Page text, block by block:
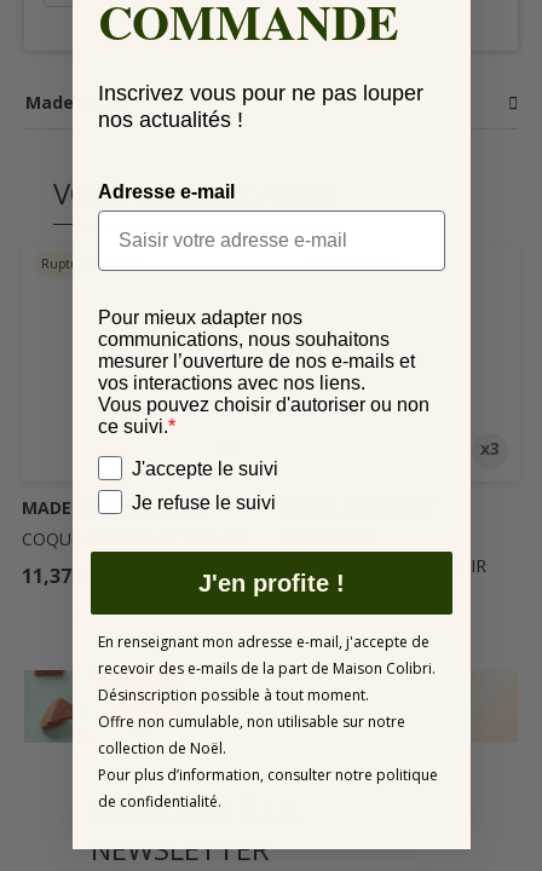
Madeleines
VOUS AIMEREZ AUSSI
Rupture de stock
MADELEINE NOISETTE
COQUE CHOCOLAT AU LAIT
Prix
11,37 €
x3
COQUE CHOCOLAT NOIR
S'INSCRIRE À LA
NEWSLETTER
COMMANDE
Inscrivez vous pour ne pas louper
nos actualités !
Adresse e-mail
Pour mieux adapter nos
communications, nous souhaitons
mesurer l’ouverture de nos e-mails et
vos interactions avec nos liens.
Vous pouvez choisir d'autoriser ou non
ce suivi.*
Vos préférences
J'accepte le suivi
Je refuse le suivi
J'en profite !
En renseignant mon adresse e-mail, j'accepte de
recevoir des e-mails de la part de Maison Colibri.
Désinscription possible à tout moment.
Offre non cumulable, non utilisable sur notre
collection de Noël.
Pour plus d’information, consulter notre politique
de confidentialité.